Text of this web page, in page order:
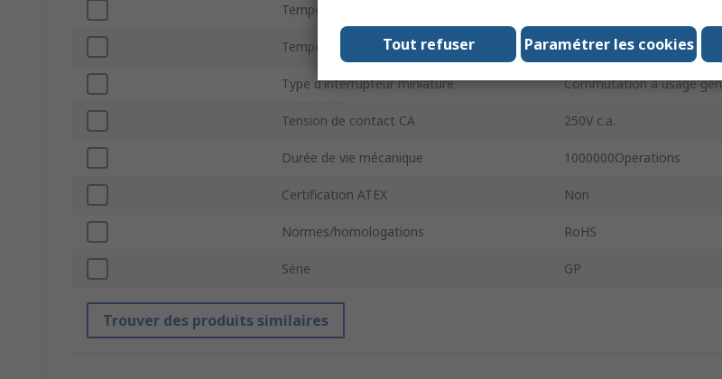
Température minimum de fonctionnement
Température d'utilisation maximum 85°C
Type d'interrupteur miniature Commutation à usage
Tension de contact CA 250V c.a.
Durée de vie mécanique 1000000Operations
Certification ATEX Non
Normes/homologations RoHS
Série GP
Trouver des produits similaires
Paramétrer les cookies
Tout refuser